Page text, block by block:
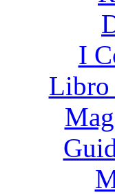
I
Libro